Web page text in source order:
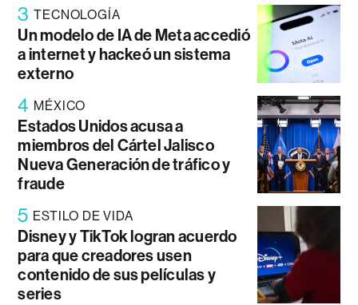
3 TECNOLOGÍA
Un modelo de IA de Meta accedió
a internet y hackeó un sistema
externo
4 MÉXICO
Estados Unidos acusa a
miembros del Cártel Jalisco
Nueva Generación de tráfico y
fraude
5 ESTILO DE VIDA
Disney y TikTok logran acuerdo
para que creadores usen
contenido de sus películas y
series